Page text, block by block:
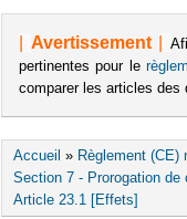
Avertissement
pertinentes pour le
comparer les articles des
Vous êtes ici
Accueil » Règlement
Section 7 - Prorogation
Article 23.1 [Effets]